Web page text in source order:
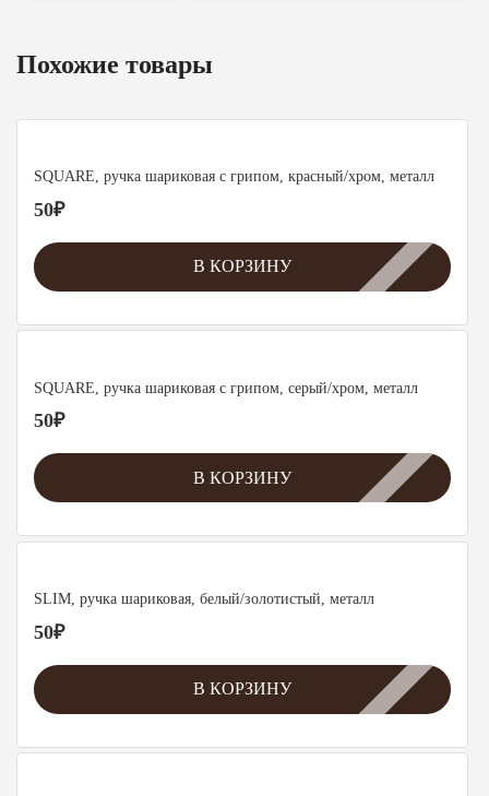
Похожие товары
SQUARE, ручка шариковая с грипом, красный/хром, металл
50₽
В КОРЗИНУ
SQUARE, ручка шариковая с грипом, серый/хром, металл
50₽
В КОРЗИНУ
SLIM, ручка шариковая, белый/золотистый, металл
50₽
В КОРЗИНУ